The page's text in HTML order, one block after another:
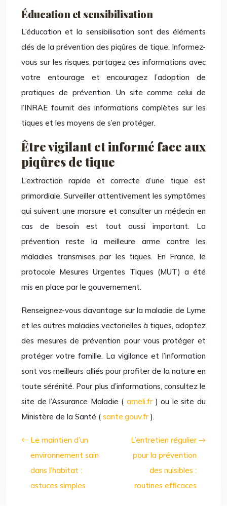
Éducation et sensibilisation
L’éducation et la sensibilisation sont des éléments
clés de la prévention des piqûres de tique. Informez-
vous sur les risques, partagez ces informations avec
votre entourage et encouragez l’adoption de
pratiques de prévention. Un site comme celui de
l’INRAE fournit des informations complètes sur les
tiques et les moyens de s’en protéger.
Être vigilant et informé face aux
piqûres de tique
L’extraction rapide et correcte d’une tique est
primordiale. Surveiller attentivement les symptômes
qui suivent une morsure et consulter un médecin en
cas de besoin est tout aussi important. La
prévention reste la meilleure arme contre les
maladies transmises par les tiques. En France, le
protocole Mesures Urgentes Tiques (MUT) a été
mis en place par le gouvernement.
Renseignez-vous davantage sur la maladie de Lyme
et les autres maladies vectorielles à tiques, adoptez
des mesures de prévention pour vous protéger et
protéger votre famille. La vigilance et l’information
sont vos meilleurs alliés pour profiter de la nature en
toute sérénité. Pour plus d’informations, consultez le
site de l’Assurance Maladie ( ameli.fr ) ou le site du
Ministère de la Santé ( sante.gouv.fr ).
Le maintien d’un
environnement sain
dans l’habitat :
astuces simples
L’entretien régulier
pour la prévention
des nuisibles :
routines efficaces